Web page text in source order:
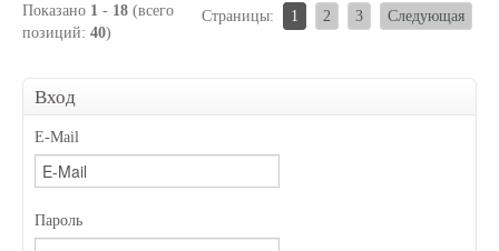
Страницы: 1 2 3 Следующая
Показано 1 - 18 (всего
позиций: 40)
Вход
E-Mail
Пароль